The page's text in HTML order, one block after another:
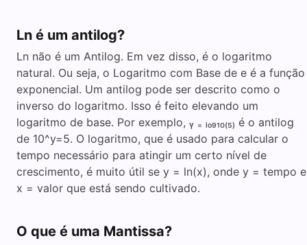
Ln é um antilog?
Ln não é um Antilog. Em vez disso, é o logaritmo
natural. Ou seja, o Logaritmo com Base de e é a função
exponencial. Um antilog pode ser descrito como o
inverso do logaritmo. Isso é feito elevando um
logaritmo de base. Por exemplo, ᵧ ₌ ₗₒ₉₁₀₍₅₎ é o antilog
de 10^y=5. O logaritmo, que é usado para calcular o
tempo necessário para atingir um certo nível de
crescimento, é muito útil se y = ln(x), onde y = tempo e
x = valor que está sendo cultivado.
O que é uma Mantissa?